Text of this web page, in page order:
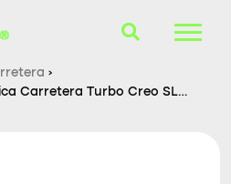
›
Carretera Turbo Creo SL